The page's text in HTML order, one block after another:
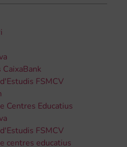
CaixaBank
FSMCV
Centres Educatius
FSMCV
centres educatius